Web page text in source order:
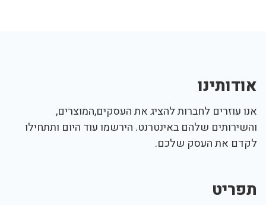
אודותינו
אנו עוזרים לחברות להציג את העסקים,המוצרים,
והשירותים שלהם באינטרנט. הירשמו עוד היום ותתחילו
לקדם את העסק שלכם.
תפריט